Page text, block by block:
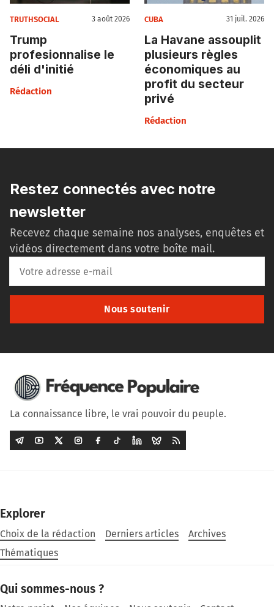
TRUTHSOCIAL 3 août 2026
Trump
profesionnalise le
déli d'initié
Rédaction
CUBA 31 juil. 2026
La Havane assouplit
plusieurs règles
économiques au
profit du secteur
privé
Rédaction
Restez connectés avec notre
newsletter
Recevez chaque semaine nos analyses, enquêtes et
vidéos directement dans votre boîte mail.
Nous soutenir
La connaissance libre, le vrai pouvoir du peuple.
Explorer
Choix de la rédaction Derniers articles
Archives
Thématiques
Qui sommes-nous ?